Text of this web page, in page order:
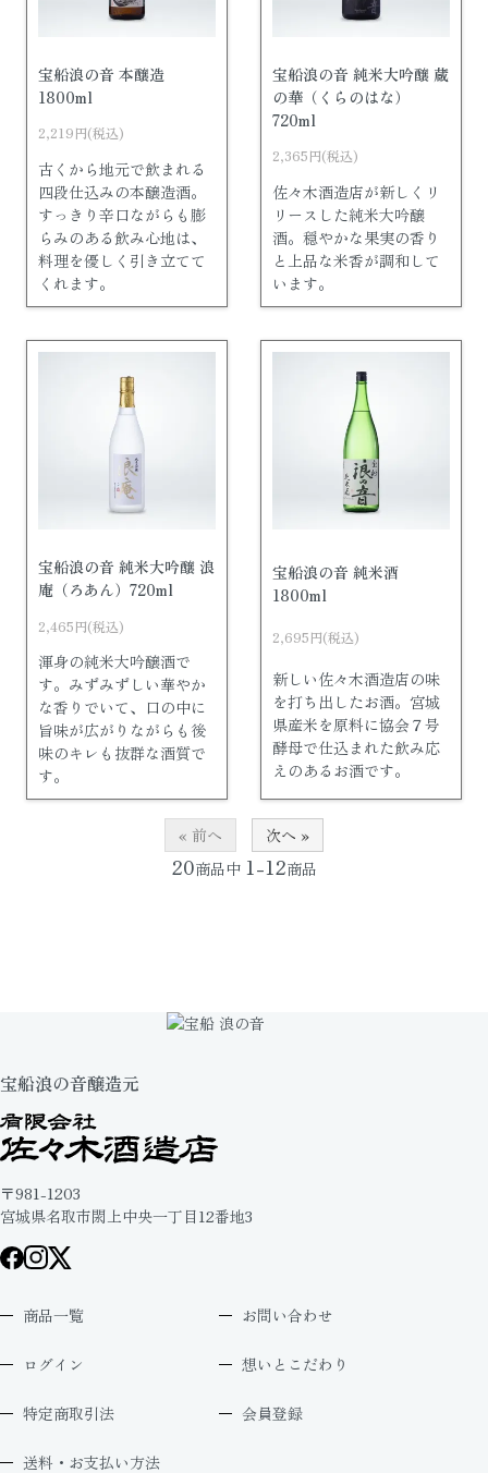
宝船浪の音 本醸造
1800ml
2,219円(税込)
古くから地元で飲まれる
四段仕込みの本醸造酒。
すっきり辛口ながらも膨
らみのある飲み心地は、
料理を優しく引き立てて
くれます。
宝船浪の音 純米大吟醸 蔵
の華（くらのはな）
720ml
2,365円(税込)
佐々木酒造店が新しくリ
リースした純米大吟醸
酒。穏やかな果実の香り
と上品な米香が調和して
います。
宝船浪の音 純米大吟醸 浪
庵（ろあん）720ml
2,465円(税込)
渾身の純米大吟醸酒で
す。みずみずしい華やか
な香りでいて、口の中に
旨味が広がりながらも後
味のキレも抜群な酒質で
す。
宝船浪の音 純米酒
1800ml
2,695円(税込)
新しい佐々木酒造店の味
を打ち出したお酒。宮城
県産米を原料に協会７号
酵母で仕込まれた飲み応
えのあるお酒です。
« 前へ 次へ »
20商品中 1-12商品
宝船浪の音醸造元
〒981-1203
宮城県名取市閖上中央一丁目12番地3
商品一覧 お問い合わせ
ログイン 想いとこだわり
特定商取引法 会員登録
送料・お支払い方法